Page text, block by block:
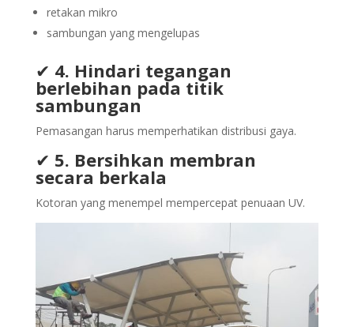
retakan mikro
sambungan yang mengelupas
✔ 4. Hindari tegangan
berlebihan pada titik
sambungan
Pemasangan harus memperhatikan distribusi gaya.
✔ 5. Bersihkan membran
secara berkala
Kotoran yang menempel mempercepat penuaan UV.